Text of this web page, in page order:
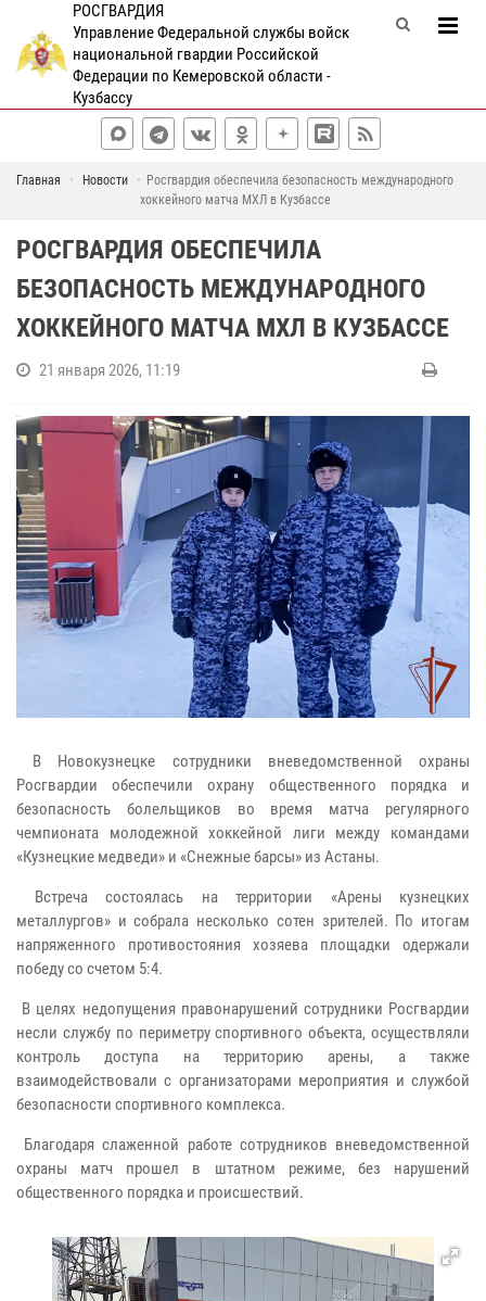
РОСГВАРДИЯ
Управление Федеральной службы войск
национальной гвардии Российской
Федерации по Кемеровской области -
Кузбассу
Главная Новости
Росгвардия обеспечила безопасность международного
хоккейного матча МХЛ в Кузбассе
РОСГВАРДИЯ ОБЕСПЕЧИЛА
БЕЗОПАСНОСТЬ МЕЖДУНАРОДНОГО
ХОККЕЙНОГО МАТЧА МХЛ В КУЗБАССЕ
21 января 2026, 11:19
В Новокузнецке сотрудники вневедомственной охраны
Росгвардии обеспечили охрану общественного порядка и
безопасность болельщиков во время матча регулярного
чемпионата молодежной хоккейной лиги между командами
«Кузнецкие медведи» и «Снежные барсы» из Астаны.
Встреча состоялась на территории «Арены кузнецких
металлургов» и собрала несколько сотен зрителей. По итогам
напряженного противостояния хозяева площадки одержали
победу со счетом 5:4.
В целях недопущения правонарушений сотрудники Росгвардии
несли службу по периметру спортивного объекта, осуществляли
контроль доступа на территорию арены, а также
взаимодействовали с организаторами мероприятия и службой
безопасности спортивного комплекса.
Благодаря слаженной работе сотрудников вневедомственной
охраны матч прошел в штатном режиме, без нарушений
общественного порядка и происшествий.